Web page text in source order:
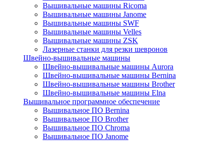
Вышивальные машины Ricoma
Вышивальные машины Janome
Вышивальные машины SWF
Вышивальные машины Velles
Вышивальные машины ZSK
Лазерные станки для резки шевронов
Швейно-вышивальные машины
Швейно-вышивальные машины Aurora
Швейно-вышивальные машины Bernina
Швейно-вышивальные машины Brother
Швейно-вышивальные машины Elna
Вышивальное программное обеспечение
Вышивальное ПО Bernina
Вышивальное ПО Brother
Вышивальное ПО Chroma
Вышивальное ПО Janome